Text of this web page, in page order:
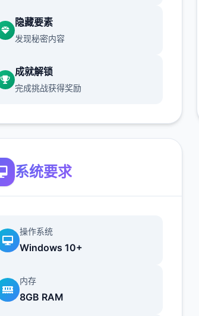
当前可以进行床戏教学了
体育仓库和保健室均可触发chuang
保健室原本计划在特定时机解锁，
为主角等级≥10时开放
新增毛剃除功能
该功能其实早已开发胜利，但因未
隐藏要素
发现秘密内容
成就解锁
完成挑战获得奖励
系统要求
操作系统
Windows 10+
内存
8GB RAM